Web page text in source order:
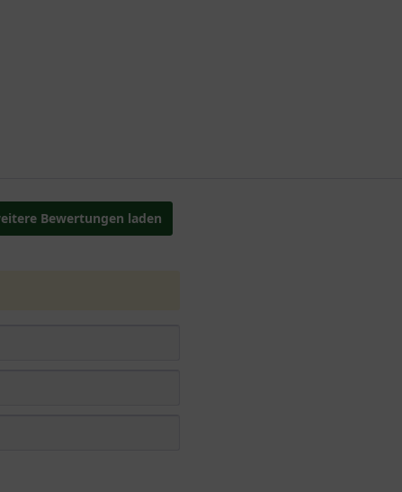
Bewertungen laden